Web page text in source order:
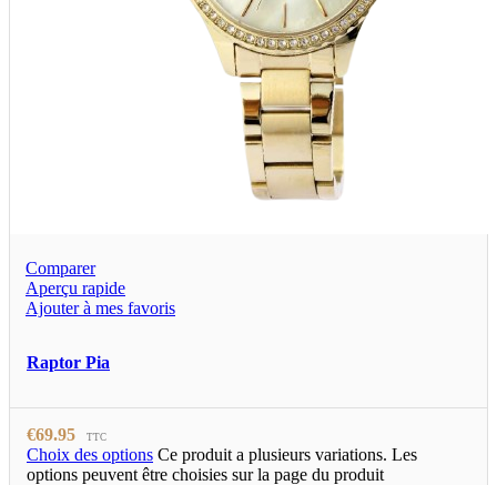
Comparer
Aperçu rapide
Ajouter à mes favoris
Raptor Pia
€69.95 TTC
Choix des options Ce produit a plusieurs variations. Les
options peuvent être choisies sur la page du produit